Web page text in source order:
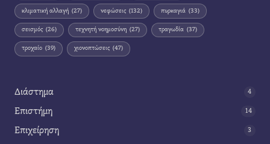
κλιματική αλλαγή (27) νεφώσεις (132) πυρκαγιά (33)
σεισμός (26) τεχνητή νοημοσύνη (27) τραγωδία (37)
τροχαίο (39) χιονοπτώσεις (47)
Διάστημα 4
Επιστήμη 14
Επιχείρηση 3